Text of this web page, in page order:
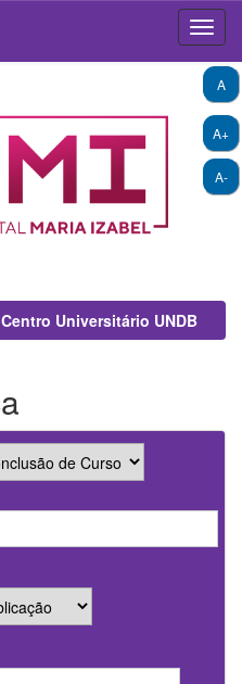
A+
A-
A
Universitário UNDB